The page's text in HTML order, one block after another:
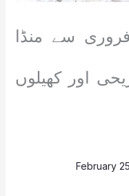
لیپہ سنو فیسٹیول 27 فروری سے منڈا
اور کھیلوں
February